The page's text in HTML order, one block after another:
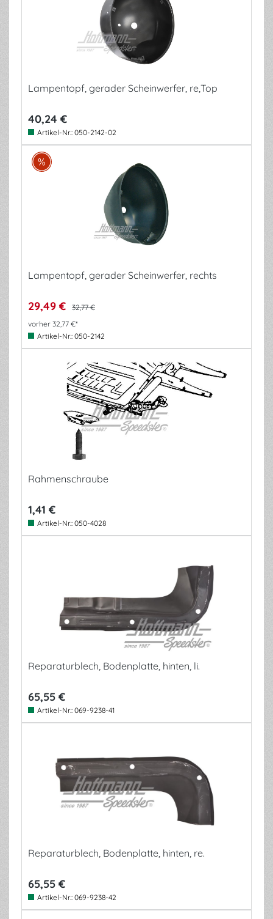
Lampentopf, gerader Scheinwerfer, re,Top
40,24 €
Artikel-Nr.: 050-2142-02
Lampentopf, gerader Scheinwerfer, rechts
29,49 €
32,77 €
vorher 32,77 €*
Artikel-Nr.: 050-2142
Rahmenschraube
1,41 €
Artikel-Nr.: 050-4028
Reparaturblech, Bodenplatte, hinten, li.
65,55 €
Artikel-Nr.: 069-9238-41
Reparaturblech, Bodenplatte, hinten, re.
65,55 €
Artikel-Nr.: 069-9238-42